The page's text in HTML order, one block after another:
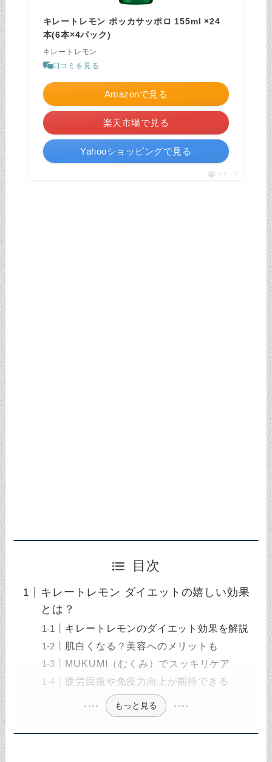
キレートレモン ポッカサッポロ 155ml ×24
本(6本×4パック)
キレートレモン
口コミを見る
Amazonで見る
楽天市場で見る
Yahooショッピングで見る
ポチップ
目次
キレートレモン ダイエットの嬉しい効果
とは？
キレートレモンのダイエット効果を解説
肌白くなる？美容へのメリットも
MUKUMI（むくみ）でスッキリケア
疲労回復や免疫力向上が期待できる
もっと見る